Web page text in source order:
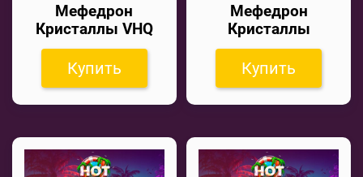
Мефедрон
Кристаллы VHQ
Купить
Мефедрон
Кристаллы
Купить